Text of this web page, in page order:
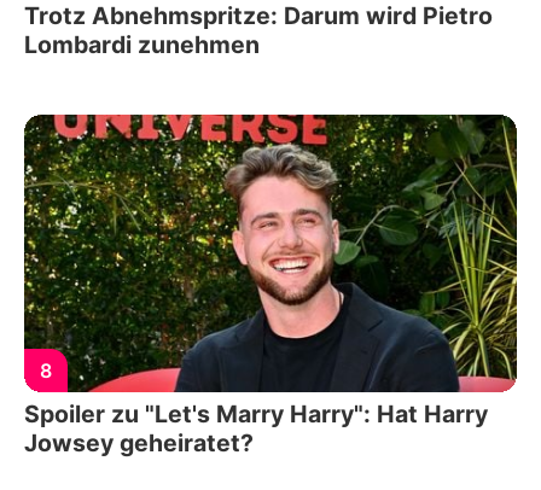
Trotz Abnehmspritze: Darum wird Pietro
Lombardi zunehmen
8
Spoiler zu "Let's Marry Harry": Hat Harry
Jowsey geheiratet?